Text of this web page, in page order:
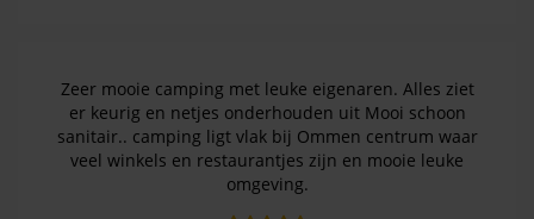
Zeer mooie camping met leuke eigenaren. Alles ziet
er keurig en netjes onderhouden uit Mooi schoon
sanitair.. camping ligt vlak bij Ommen centrum waar
veel winkels en restaurantjes zijn en mooie leuke
omgeving.